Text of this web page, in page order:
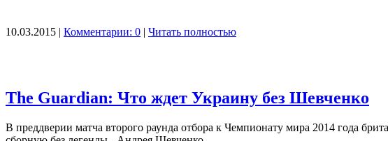
10.03.2015 | Комментарии: 0 | Читать полностью
The Guardian: Что ждет Украину без Шевченко
В преддверии матча второго раунда отбора к Чемпионату мира 2014 года